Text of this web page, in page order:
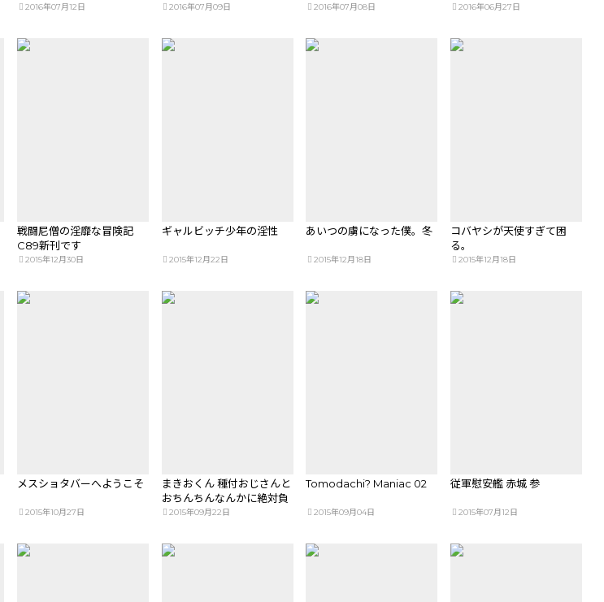
2016年07月12日 2016年07月09日 2016年07月08日 2016年06月27日
戦闘尼僧の淫靡な冒険記
C89新刊です
2015年12月30日
ギャルビッチ少年の淫性
2015年12月22日
あいつの虜になった僕。冬
2015年12月18日
コバヤシが天使すぎて困
る。
2015年12月18日
メスショタバーへようこそ
2015年10月27日
まきおくん 種付おじさんと
おちんちんなんかに絶対負
けない本
2015年09月22日
Tomodachi? Maniac 02
2015年09月04日
従軍慰安艦 赤城 参
2015年07月12日